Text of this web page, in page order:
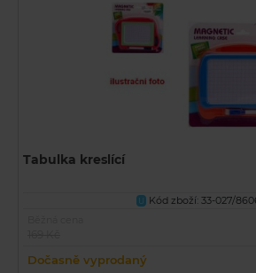
Tabulka kreslící
U
Kód zboží: 33-027/
Dočasně vyprodaný